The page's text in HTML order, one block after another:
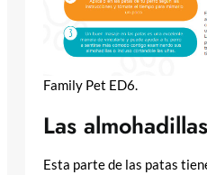
Family Pet ED6.
Las almohadillas
Esta parte de las patas